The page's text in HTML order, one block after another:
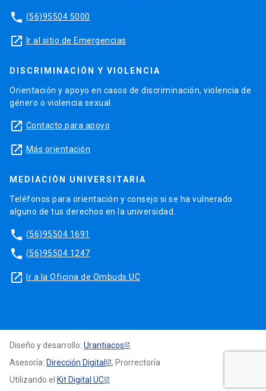
phone (56)95504 5000
launch Ir al sitio de Emergencias
DISCRIMINACIÓN Y VIOLENCIA
Orientación y apoyo en casos de discriminación, violencia de
género o violencia sexual.
launch Contacto para apoyo
launch Más orientación
MEDIACIÓN UNIVERSITARIA
Teléfonos para orientación y consejo si se ha vulnerado
alguno de tus derechos en la universidad.
phone (56)95504 1691
phone (56)95504 1247
launch Ir a la Oficina de Ombuds UC
Diseño y desarrollo: Urantiacos
Asesoría: Dirección Digital
, Prorrectoría
Utilizando el Kit Digital UC